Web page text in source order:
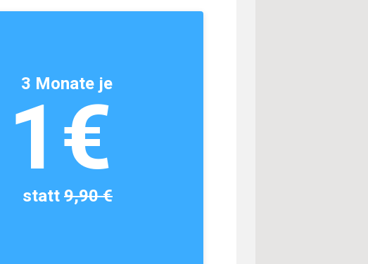
3 Monate je
1€
statt9,90 €